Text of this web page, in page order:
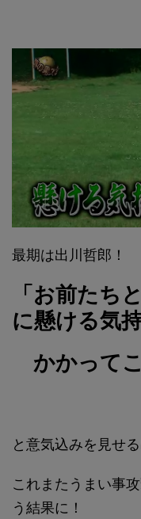
最期は出川哲郎！
「お前たち
に懸ける気
かかって
と意気込みを見せ
これまたうまい事
う結果に！